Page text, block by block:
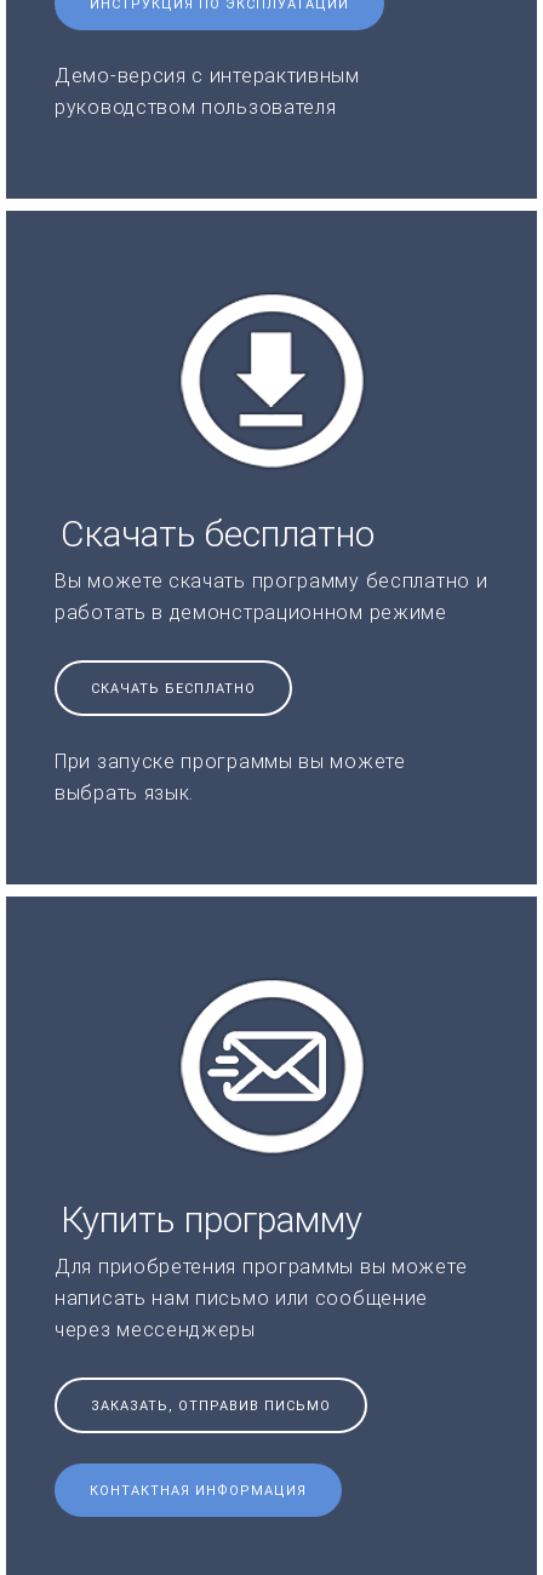
ИНСТРУКЦИЯ ПО ЭКСПЛУАТАЦИИ
Демо-версия с интерактивным
руководством пользователя
Скачать бесплатно
Вы можете скачать программу бесплатно и
работать в демонстрационном режиме
СКАЧАТЬ БЕСПЛАТНО
При запуске программы вы можете
выбрать язык.
Купить программу
Для приобретения программы вы можете
написать нам письмо или сообщение
через мессенджеры
ЗАКАЗАТЬ, ОТПРАВИВ ПИСЬМО
КОНТАКТНАЯ ИНФОРМАЦИЯ